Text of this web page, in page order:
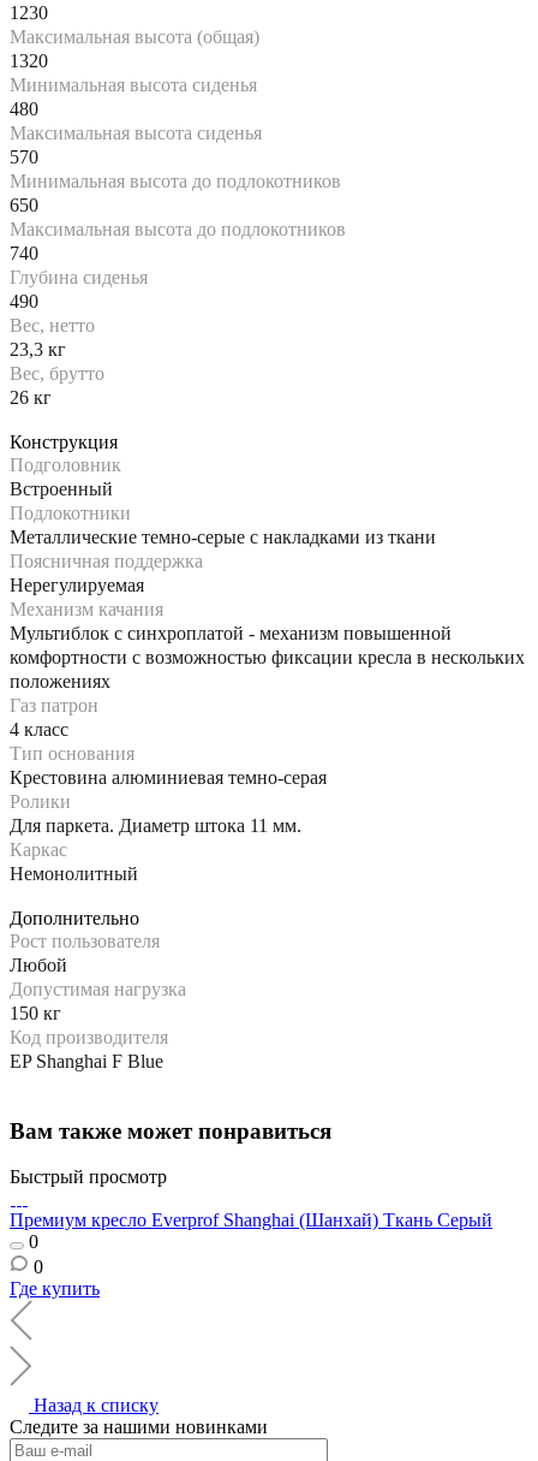
1230
Максимальная высота (общая)
1320
Минимальная высота сиденья
480
Максимальная высота сиденья
570
Минимальная высота до подлокотников
650
Максимальная высота до подлокотников
740
Глубина сиденья
490
Вес, нетто
23,3 кг
Вес, брутто
26 кг
Конструкция
Подголовник
Встроенный
Подлокотники
Металлические темно-серые с накладками из ткани
Поясничная поддержка
Нерегулируемая
Механизм качания
Мультиблок с синхроплатой - механизм повышенной
комфортности с возможностью фиксации кресла в нескольких
положениях
Газ патрон
4 класс
Тип основания
Крестовина алюминиевая темно-серая
Ролики
Для паркета. Диаметр штока 11 мм.
Каркас
Немонолитный
Дополнительно
Рост пользователя
Любой
Допустимая нагрузка
150 кг
Код производителя
EP Shanghai F Blue
Вам также может понравиться
Быстрый просмотр
Премиум кресло Everprof Shanghai (Шанхай) Ткань Серый
0
0
Где купить
Назад к списку
Следите за нашими новинками